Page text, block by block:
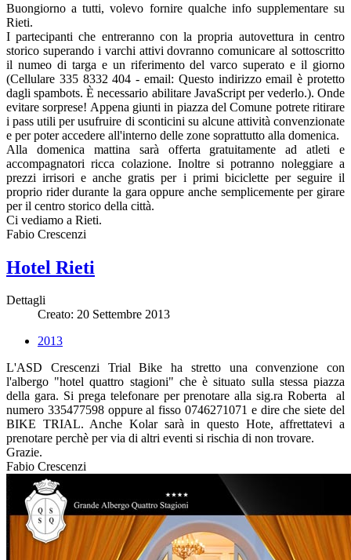
Buongiorno a tutti, volevo fornire qualche info supplementare su
Rieti.
I partecipanti che entreranno con la propria autovettura in centro
storico superando i varchi attivi dovranno comunicare al sottoscritto
il numeo di targa e un riferimento del varco superato e il giorno
(Cellulare 335 8332 404 - email: Questo indirizzo email è protetto
dagli spambots. È necessario abilitare JavaScript per vederlo.). Onde
evitare sorprese! Appena giunti in piazza del Comune potrete ritirare
i pass utili per usufruire di sconticini su alcune attività convenzionate
e per poter accedere all'interno delle zone soprattutto alla domenica.
Alla domenica mattina sarà offerta gratuitamente ad atleti e
accompagnatori ricca colazione. Inoltre si potranno noleggiare a
prezzi irrisori e anche gratis per i primi biciclette per seguire il
proprio rider durante la gara oppure anche semplicemente per girare
per il centro storico della città.
Ci vediamo a Rieti.
Fabio Crescenzi
Hotel Rieti
Dettagli
Creato: 20 Settembre 2013
2013
L'ASD Crescenzi Trial Bike ha stretto una convenzione con
l'albergo "hotel quattro stagioni" che è situato sulla stessa piazza
della gara. Si prega telefonare per prenotare alla sig.ra Roberta al
numero 335477598 oppure al fisso 0746271071 e dire che siete del
BIKE TRIAL. Anche Kolar sarà in questo Hote, affrettatevi a
prenotare perchè per via di altri eventi si rischia di non trovare.
Grazie.
Fabio Crescenzi